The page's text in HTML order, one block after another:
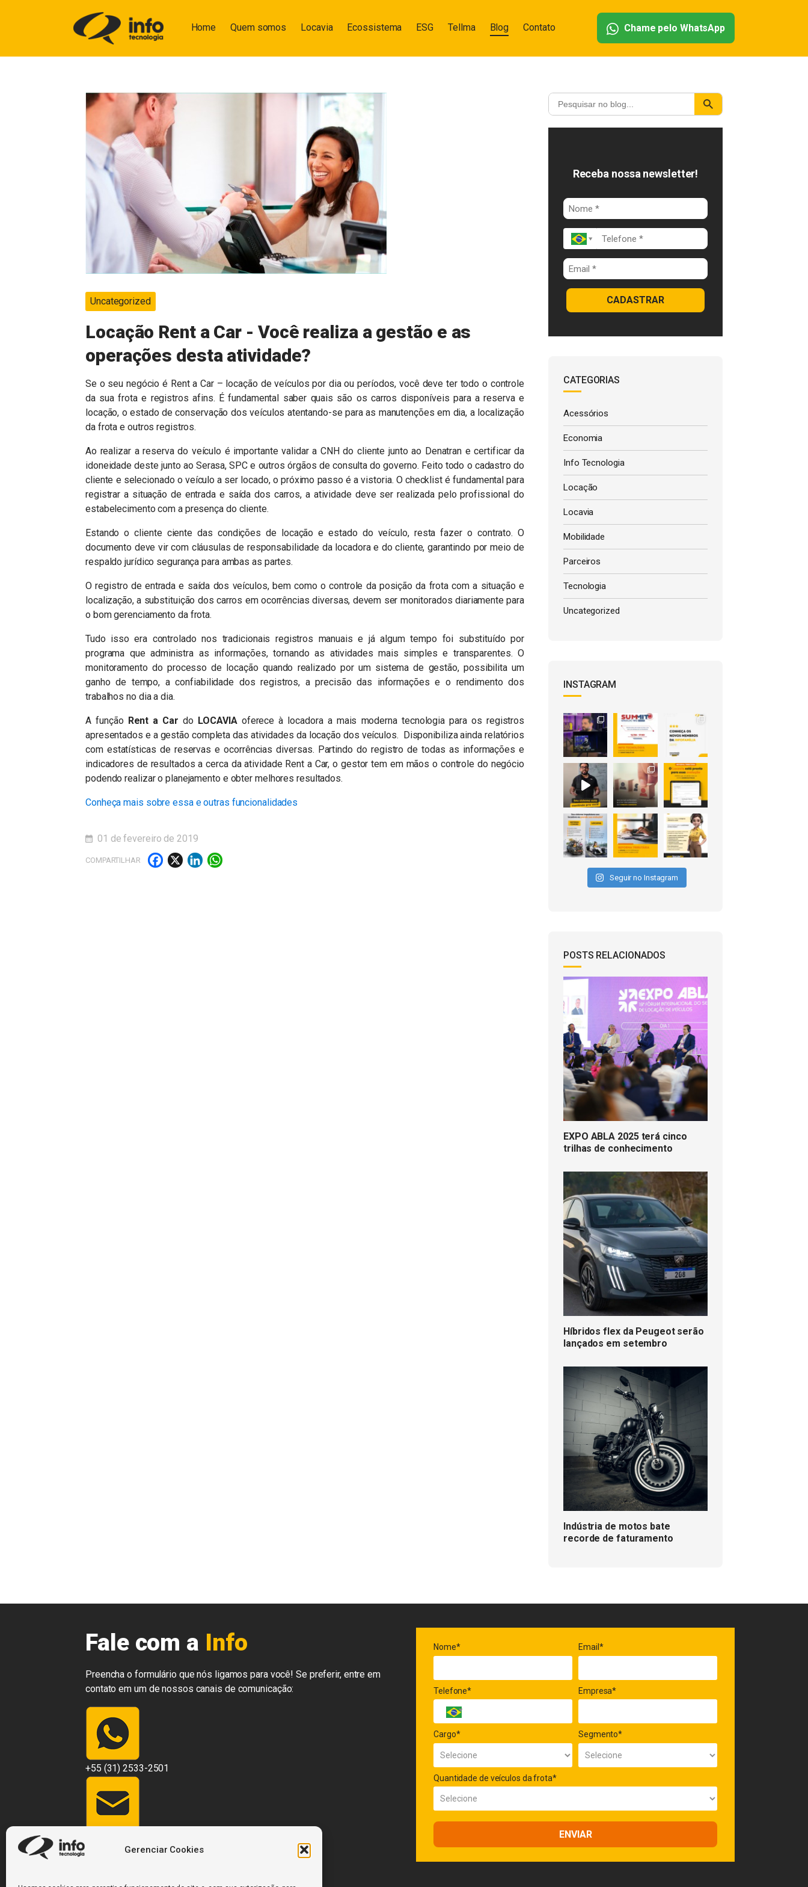
Gerenciar Cookies
Home Quem somos Locavia Ecossistema ESG Tellma Blog Contato Chame pelo WhatsApp
Uncategorized
Locação Rent a Car - Você realiza a gestão e as
operações desta atividade?
Se o seu negócio é Rent a Car – locação de veículos por dia ou períodos, você deve ter todo o controle
da sua frota e registros afins. É fundamental saber quais são os carros disponíveis para a reserva e
locação, o estado de conservação dos veículos atentando-se para as manutenções em dia, a localização
da frota e outros registros.
Ao realizar a reserva do veículo é importante validar a CNH do cliente junto ao Denatran e certificar da
idoneidade deste junto ao Serasa, SPC e outros órgãos de consulta do governo. Feito todo o cadastro do
cliente e selecionado o veículo a ser locado, o próximo passo é a vistoria. O checklist é fundamental para
registrar a situação de entrada e saída dos carros, a atividade deve ser realizada pelo profissional do
estabelecimento com a presença do cliente.
Estando o cliente ciente das condições de locação e estado do veículo, resta fazer o contrato. O
documento deve vir com cláusulas de responsabilidade da locadora e do cliente, garantindo por meio de
respaldo jurídico segurança para ambas as partes.
O registro de entrada e saída dos veículos, bem como o controle da posição da frota com a situação e
localização, a substituição dos carros em ocorrências diversas, devem ser monitorados diariamente para
o bom gerenciamento da frota.
Tudo isso era controlado nos tradicionais registros manuais e já algum tempo foi substituído por
programa que administra as informações, tornando as atividades mais simples e transparentes. O
monitoramento do processo de locação quando realizado por um sistema de gestão, possibilita um
ganho de tempo, a confiabilidade dos registros, a precisão das informações e o rendimento dos
trabalhos no dia a dia.
A função Rent a Car do LOCAVIAoferece à locadora a mais moderna tecnologia para os registros
apresentados e a gestão completa das atividades da locação dos veículos. Disponibiliza ainda relatórios
com estatísticas de reservas e ocorrências diversas. Partindo do registro de todas as informações e
indicadores de resultados a cerca da atividade Rent a Car, o gestor tem em mãos o controle do negócio
podendo realizar o planejamento e obter melhores resultados.
Conheça mais sobre essa e outras funcionalidades
01 de fevereiro de 2019
COMPARTILHAR Facebook
X LinkedIn
WhatsApp
Receba nossa newsletter!
CADASTRAR
CATEGORIAS
Acessórios
Economia
Info Tecnologia
Locação
Locavia
Mobilidade
Parceiros
Tecnologia
Uncategorized
INSTAGRAM
Seguir no Instagram
POSTS RELACIONADOS
EXPO ABLA 2025 terá cinco
trilhas de conhecimento
Híbridos flex da Peugeot serão
lançados em setembro
Indústria de motos bate
recorde de faturamento
Fale com a Info
Preencha o formulário que nós ligamos para você! Se preferir, entre em
contato em um de nossos canais de comunicação:
+55 (31) 2533-2501
Nome* Email*
Telefone* Empresa*
Cargo* Segmento*
Quantidade de veículos da frota*
ENVIAR